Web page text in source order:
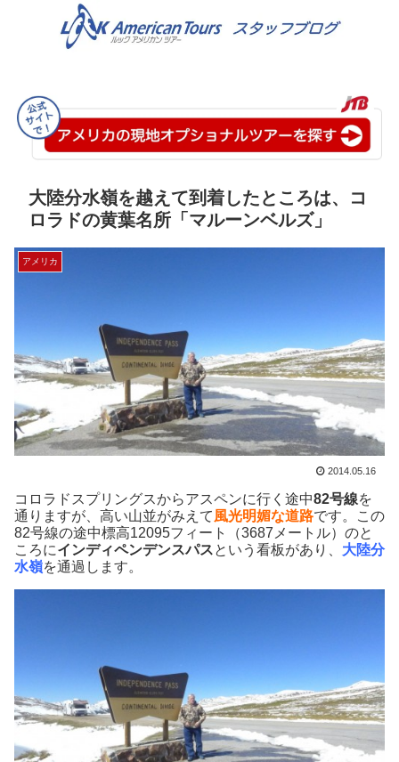
大陸分水嶺を越えて到着したところは、コ
ロラドの黄葉名所「マルーンベルズ」
アメリカ
2014.05.16
コロラドスプリングスからアスペンに行く途中82号線を
通りますが、高い山並がみえて風光明媚な道路です。この
82号線の途中標高12095フィート（3687メートル）のと
ころにインディペンデンスパスという看板があり、 大陸分
水嶺を通過します。